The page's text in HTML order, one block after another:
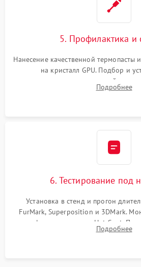
5. Профилактика и
Нанесение качественной термопасты
на кристалл GPU. Подбор и
термопрокладок правильной
питания. Монтаж радиатора и
Подробнее
6. Тестирование под
Установка в стенд и прогон
FurMark, Superposition и 3DMark.
графического чипа и Hot Spot.
артефактов изображения, вылетов
Подробнее